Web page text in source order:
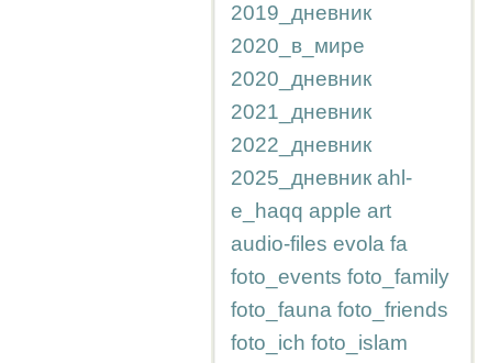
2019_дневник
2020_в_мире
2020_дневник
2021_дневник
2022_дневник
2025_дневник ahl-
e_haqq apple art
audio-files evola fa
foto_events foto_family
foto_fauna foto_friends
foto_ich foto_islam